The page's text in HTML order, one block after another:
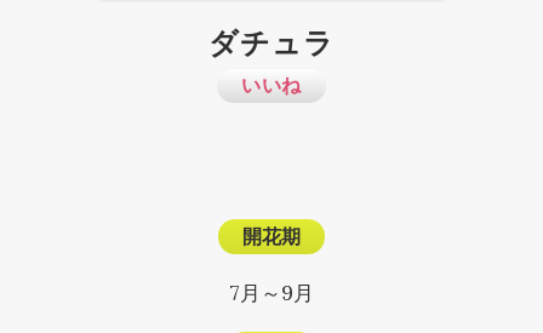
ダチュラ
いいね
開花期
7月～9月